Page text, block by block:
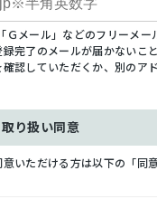
Ｇメール」などのフリーメ
完了のメールが届かないこと
認していただくか、別のア
り扱い同意
いただける方は以下の「同